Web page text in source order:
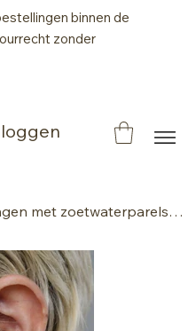
binnen de
zonder
Minimalistische zwarte oorringen met zoetwaterparels – 18-karaats verguld